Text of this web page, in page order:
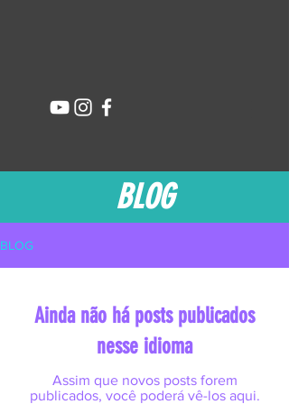
BLOG
BLOG
Ainda não há posts publicados
nesse idioma
Assim que novos posts forem
publicados, você poderá vê-los aqui.